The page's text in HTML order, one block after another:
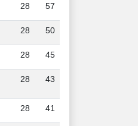
28 57
28 50
28 45
28 43
28 41